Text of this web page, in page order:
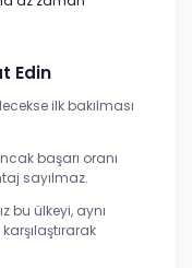
Edin
ilk bakılması
başarı oranı
sayılmaz.
bu ülkeyi, aynı